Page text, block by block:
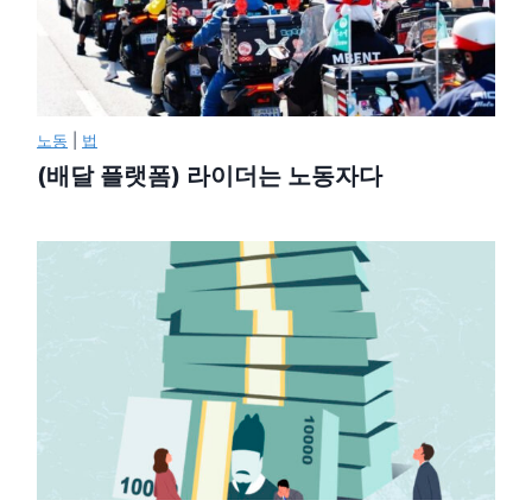
노동 법
(배달 플랫폼) 라이더는 노동자다